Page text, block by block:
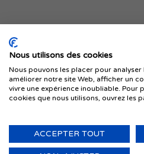
Je publie
© 1999-2026 IMMIGRER.COM
Nous utilisons des cookies
Nous pouvons les placer pour analyser
améliorer notre site Web, afficher un
vivre une expérience inoubliable. Pour
cookies que nous utilisons, ouvrez les
ACCEPTER TOUT